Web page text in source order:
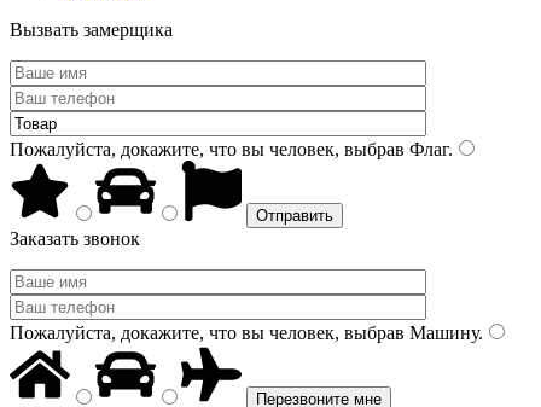
Вызвать замерщика
Пожалуйста, докажите, что вы человек, выбрав Флаг.
Заказать звонок
Пожалуйста, докажите, что вы человек, выбрав Машину.